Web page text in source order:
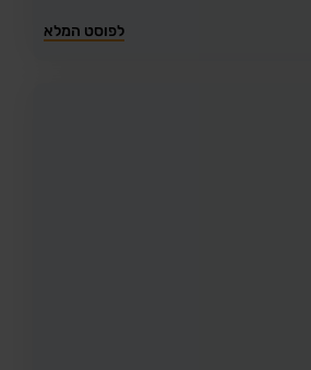
לפוסט המלא